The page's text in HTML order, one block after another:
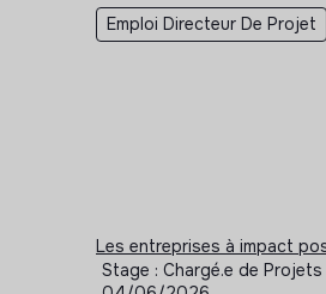
Emploi Directeur De Projet
Les entreprises à impact
Stage : Chargé.e de